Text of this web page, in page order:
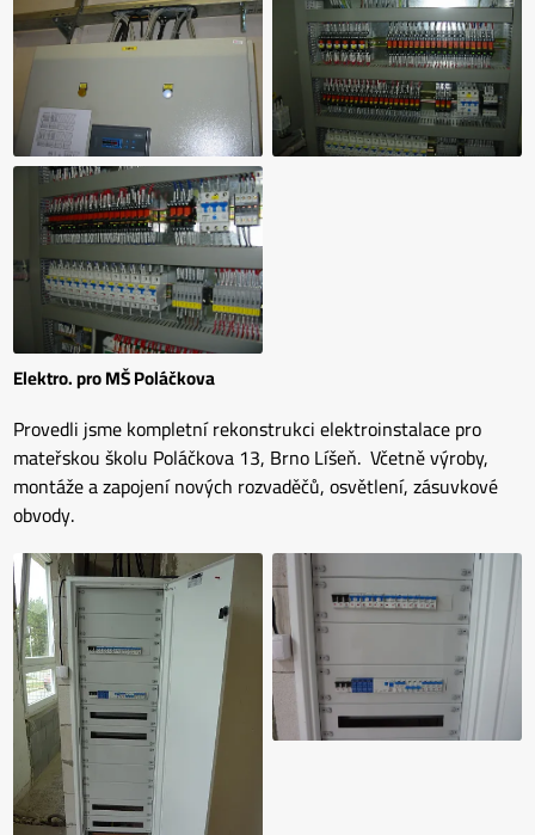
Elektro. pro MŠ Poláčkova
Provedli jsme kompletní rekonstrukci elektroinstalace pro
mateřskou školu Poláčkova 13, Brno Líšeň. Včetně výroby,
montáže a zapojení nových rozvaděčů, osvětlení, zásuvkové
obvody.